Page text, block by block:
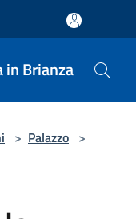
in Brianza
> Palazzo >